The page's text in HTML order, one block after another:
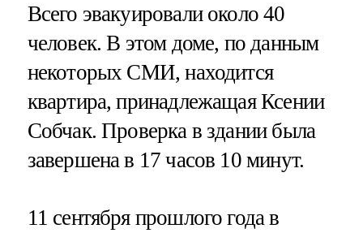
Всего эвакуировали около 40
человек. В этом доме, по данным
некоторых СМИ, находится
квартира, принадлежащая Ксении
Собчак. Проверка в здании была
завершена в 17 часов 10 минут.
11 сентября прошлого года в